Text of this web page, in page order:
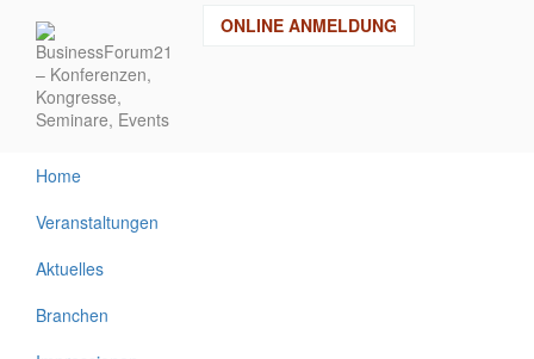
Inhalt
ONLINE ANMELDUNG
Home
Veranstaltungen
Aktuelles
Branchen